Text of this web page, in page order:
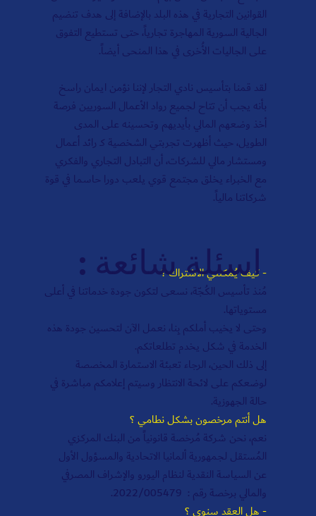
القوانين التجارية في هذه البلد بالإضافة إلى هدف تنضيم
الجالية السورية المهاجرة تجارياً، حتى تستطيع التفوق
على الجاليات الأُخرى في هذا المنحى أيضاً.
‏لقد قمنا بتأسيس نادي التجار لإننا نؤمن ايمان راسخ
بأنه يجب أن تتاح لجميع رواد الأعمال السوريين فرصة
أخذ وضعهم المالي بأيديهم وتحسينه على المدى
الطويل، حيث أظهرت تجربتي الشخصية كـ رائد أعمال
ومستشار مالي للشركات، أن التبادل التجاري والفكري
مع الخبراء يخلق مجتمع قوي يلعب دورا حاسما في قوة
شركاتنا مالياً.
- كيف يُمكنني الاشتراك ؟
مُنذ تأسيس الكُجّة، نسعى لتكون جودة خدماتنا في أعلى
مستوياتها.
وحتى لا يخيب أملكم بِنا، نعمل الآن لتحسين جودة هذه
الخدمة في شكل يخدم تطلعاتكم.
إلى ذلك الحين، الرجاء تعبئة الاستمارة المخصصة
لوضعكم على لائحة الانتظار وسيتم إعلامكم مباشرة في
حالة الجهوزية.
هل أنتم مرخصون بشكل نطامي ؟
نعم، نحن شركة مُرخصة قانونياً من البنك المركزي
المُستقل لجمهورية ألمانيا الاتحادية والمسؤول الأول
عن السياسة النقدية لنظام اليورو والإشراف المصرفي
والمالي برخصة رقم : 2022/005479.
- هل العقد سنوي ؟
اسئلة شائعة :